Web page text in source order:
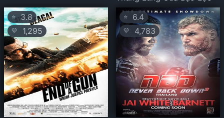
⭐3.8
💛 1,295
⭐ 6.4
💛 4,783